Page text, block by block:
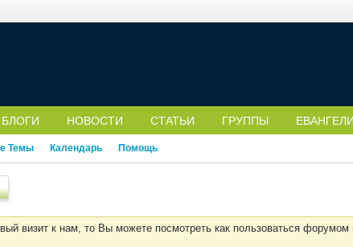
БЛОГИ НОВОСТИ СТАТЬИ ГРУППЫ
Темы Календарь Помощь
визит к нам, то Вы можете посмотреть как пользоваться форумом